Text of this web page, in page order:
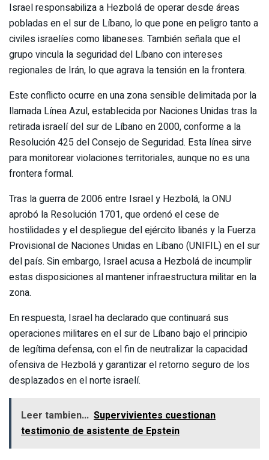
Israel responsabiliza a Hezbolá de operar desde áreas
pobladas en el sur de Líbano, lo que pone en peligro tanto a
civiles israelíes como libaneses. También señala que el
grupo vincula la seguridad del Líbano con intereses
regionales de Irán, lo que agrava la tensión en la frontera.
Este conflicto ocurre en una zona sensible delimitada por la
llamada Línea Azul, establecida por Naciones Unidas tras la
retirada israelí del sur de Líbano en 2000, conforme a la
Resolución 425 del Consejo de Seguridad. Esta línea sirve
para monitorear violaciones territoriales, aunque no es una
frontera formal.
Tras la guerra de 2006 entre Israel y Hezbolá, la ONU
aprobó la Resolución 1701, que ordenó el cese de
hostilidades y el despliegue del ejército libanés y la Fuerza
Provisional de Naciones Unidas en Líbano (UNIFIL) en el sur
del país. Sin embargo, Israel acusa a Hezbolá de incumplir
estas disposiciones al mantener infraestructura militar en la
zona.
En respuesta, Israel ha declarado que continuará sus
operaciones militares en el sur de Líbano bajo el principio
de legítima defensa, con el fin de neutralizar la capacidad
ofensiva de Hezbolá y garantizar el retorno seguro de los
desplazados en el norte israelí.
Leer tambien... Supervivientes cuestionan
testimonio de asistente de Epstein